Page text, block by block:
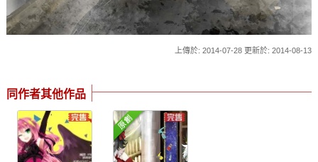
上傳於: 2014-07-28 更新於: 2014-08-13
同作者其他作品